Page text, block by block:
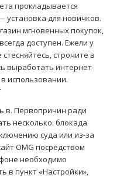
прокладывается
для новичков.
мгновенных покупок,
доступен. Ежели у
строчите в
выработать интернет-
использовании.
в. Первопричин ради
несколько: блокада
суда или из-за
OMG посредством
необходимо
в пункт «Настройки»,